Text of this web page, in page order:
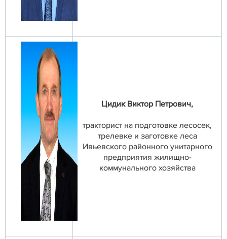
Цидик Виктор Петрович,
тракторист на подготовке лесосек,
трелевке и заготовке леса
Ивьевского районного унитарного
предприятия жилищно-
коммунального хозяйства